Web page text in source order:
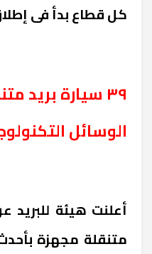
كل قطاع بدأ فى
٣٩ سيارة بريد
الوسائل
متنقلة مجهزة